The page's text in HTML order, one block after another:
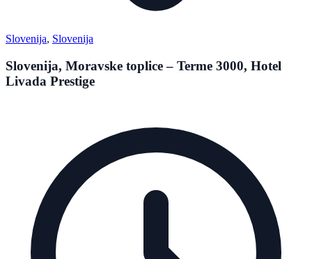
Slovenija, Slovenija
Slovenija, Moravske toplice – Terme 3000, Hotel
Livada Prestige